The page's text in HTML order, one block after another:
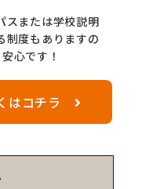
スまたは学校説明
制度もありますの
心です！
はコチラ